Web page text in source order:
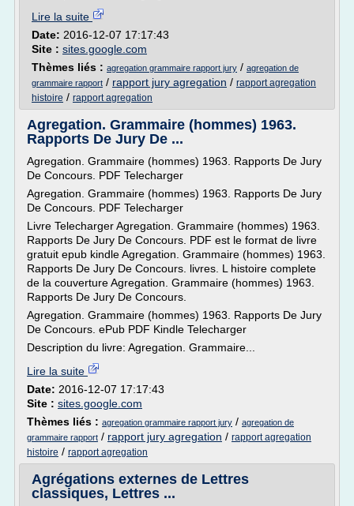
Lire la suite
Date: 2016-12-07 17:17:43
Site : sites.google.com
Thèmes liés : agregation grammaire rapport jury / agregation de
grammaire rapport / rapport jury agregation / rapport agregation
histoire / rapport agregation
Agregation. Grammaire (hommes) 1963.
Rapports De Jury De ...
Agregation. Grammaire (hommes) 1963. Rapports De Jury
De Concours. PDF Telecharger
Agregation. Grammaire (hommes) 1963. Rapports De Jury
De Concours. PDF Telecharger
Livre Telecharger Agregation. Grammaire (hommes) 1963.
Rapports De Jury De Concours. PDF est le format de livre
gratuit epub kindle Agregation. Grammaire (hommes) 1963.
Rapports De Jury De Concours. livres. L histoire complete
de la couverture Agregation. Grammaire (hommes) 1963.
Rapports De Jury De Concours.
Agregation. Grammaire (hommes) 1963. Rapports De Jury
De Concours. ePub PDF Kindle Telecharger
Description du livre: Agregation. Grammaire...
Lire la suite
Date: 2016-12-07 17:17:43
Site : sites.google.com
Thèmes liés : agregation grammaire rapport jury / agregation de
grammaire rapport / rapport jury agregation / rapport agregation
histoire / rapport agregation
Agrégations externes de Lettres
classiques, Lettres ...